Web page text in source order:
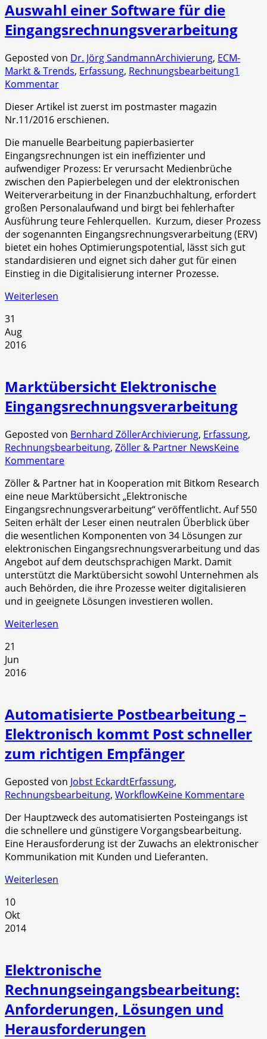
Auswahl einer Software für die
Eingangsrechnungsverarbeitung
Geposted von Dr. Jörg SandmannArchivierung, ECM-
Markt & Trends, Erfassung, Rechnungsbearbeitung1
Kommentar
Dieser Artikel ist zuerst im postmaster magazin
Nr.11/2016 erschienen.
Die manuelle Bearbeitung papierbasierter
Eingangsrechnungen ist ein ineffizienter und
aufwendiger Prozess: Er verursacht Medienbrüche
zwischen den Papierbelegen und der elektronischen
Weiterverarbeitung in der Finanzbuchhaltung, erfordert
großen Personalaufwand und birgt bei fehlerhafter
Ausführung teure Fehlerquellen. Kurzum, dieser Prozess
der sogenannten Eingangsrechnungsverarbeitung (ERV)
bietet ein hohes Optimierungspotential, lässt sich gut
standardisieren und eignet sich daher gut für einen
Einstieg in die Digitalisierung interner Prozesse.
Weiterlesen
31
Aug
2016
Marktübersicht Elektronische
Eingangsrechnungsverarbeitung
Geposted von Bernhard ZöllerArchivierung, Erfassung,
Rechnungsbearbeitung, Zöller & Partner NewsKeine
Kommentare
Zöller & Partner hat in Kooperation mit Bitkom Research
eine neue Marktübersicht „Elektronische
Eingangsrechnungsverarbeitung“ veröffentlicht. Auf 550
Seiten erhält der Leser einen neutralen Überblick über
die wesentlichen Komponenten von 34 Lösungen zur
elektronischen Eingangsrechnungsverarbeitung und das
Angebot auf dem deutschsprachigen Markt. Damit
unterstützt die Marktübersicht sowohl Unternehmen als
auch Behörden, die ihre Prozesse weiter digitalisieren
und in geeignete Lösungen investieren wollen.
Weiterlesen
21
Jun
2016
Automatisierte Postbearbeitung –
Elektronisch kommt Post schneller
zum richtigen Empfänger
Geposted von Jobst EckardtErfassung,
Rechnungsbearbeitung, WorkflowKeine Kommentare
Der Hauptzweck des automatisierten Posteingangs ist
die schnellere und günstigere Vorgangsbearbeitung.
Eine Herausforderung ist der Zuwachs an elektronischer
Kommunikation mit Kunden und Lieferanten.
Weiterlesen
10
Okt
2014
Elektronische
Rechnungseingangsbearbeitung:
Anforderungen, Lösungen und
Herausforderungen